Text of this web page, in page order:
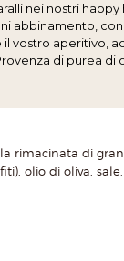
nei nostri
abbinamento, con
vostro aperitivo,
di purea
rimacinata di
olio di oliva,